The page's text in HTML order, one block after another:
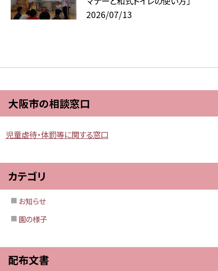
2026/07/13
大阪市の相談窓口
児童虐待・体罰等に関する窓口
カテゴリ
お知らせ
園の様子
配布文書